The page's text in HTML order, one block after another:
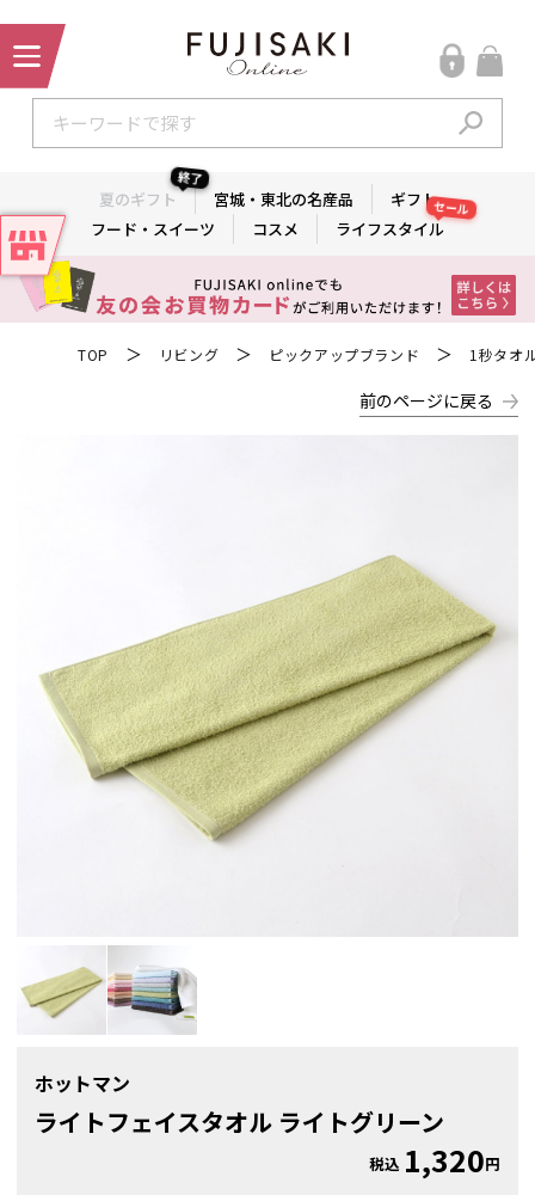
夏のギフト
終了
宮城・東北の名産品
ギフト
フード・スイーツ
コスメ ライフスタイル
セール
TOP ＞ リビング ＞ ピックアップブランド ＞ 1秒タオ
前のページに戻る
ホットマン
ライトフェイスタオル ライトグリーン
税込 1,320円